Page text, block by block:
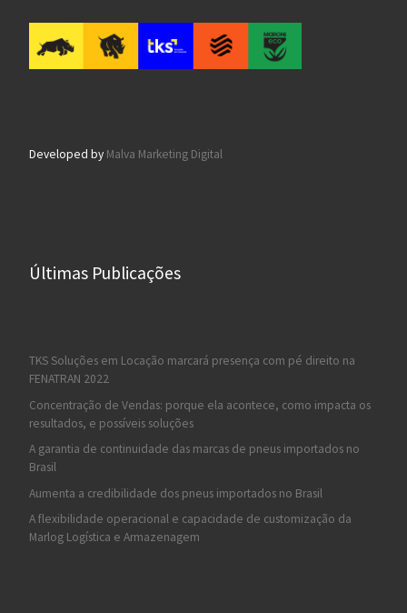
Developed by Malva Marketing Digital
Últimas Publicações
TKS Soluções em Locação marcará presença com pé direito na
FENATRAN 2022
Concentração de Vendas: porque ela acontece, como impacta os
resultados, e possíveis soluções
A garantia de continuidade das marcas de pneus importados no
Brasil
Aumenta a credibilidade dos pneus importados no Brasil
A flexibilidade operacional e capacidade de customização da
Marlog Logística e Armazenagem